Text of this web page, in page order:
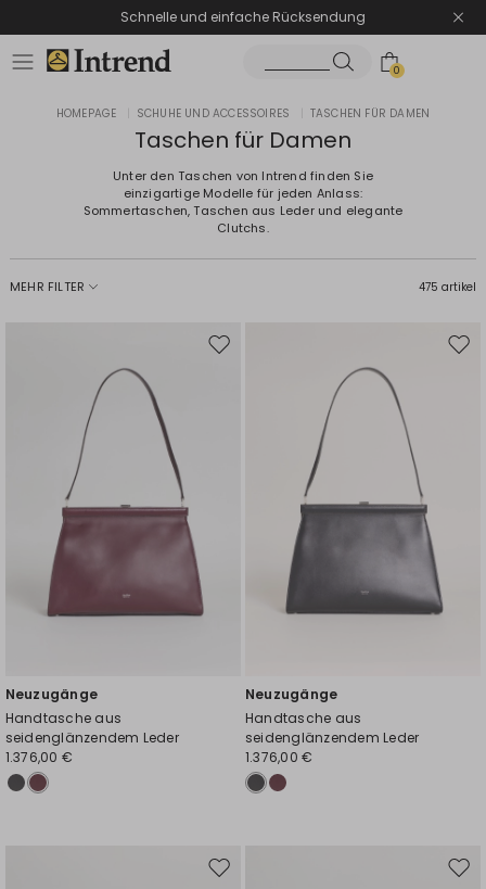
Schnelle und einfache Rücksendung
0
HOMEPAGE SCHUHE UND ACCESSOIRES TASCHEN FÜR DAMEN
Taschen für Damen
Unter den Taschen von Intrend finden Sie
einzigartige Modelle für jeden Anlass:
Sommertaschen, Taschen aus Leder und elegante
Clutchs.
MEHR FILTER 475 artikel
Auf
Neuzugänge
Handtasche aus
seidenglänzendem Leder
1.376,00 €
Auf
Neuzugänge
Handtasche aus
seidenglänzendem Leder
1.376,00 €
Auf
Auf